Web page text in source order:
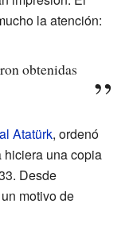
la atención:
obtenidas
Atatürk, ordenó
hiciera una copia
Desde
motivo de